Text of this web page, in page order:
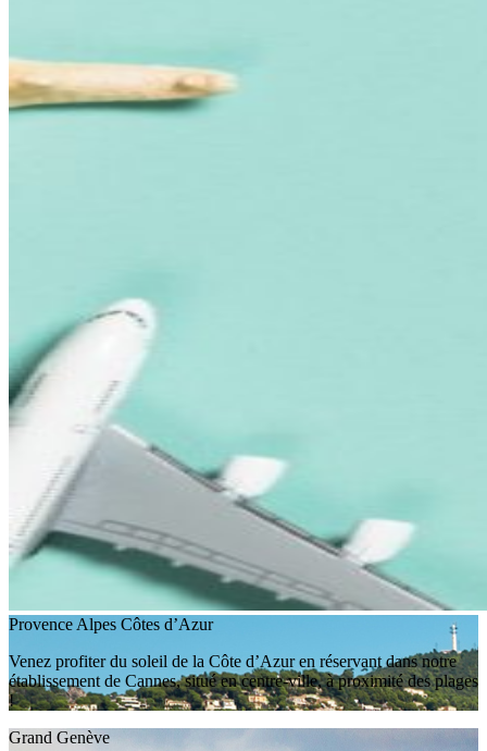
Provence Alpes Côtes d’Azur
Venez profiter du soleil de la Côte d’Azur en réservant dans notre
établissement de Cannes, situé en centre-ville, à proximité des plages
!
Grand Genève